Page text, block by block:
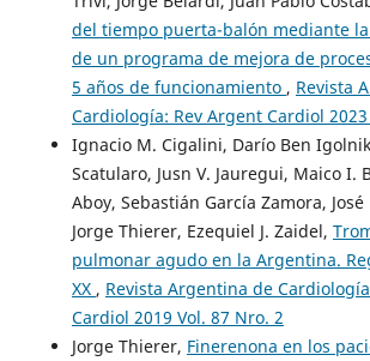
del tiempo puerta-balón mediante
de un programa de mejora de
5 años de funcionamiento , Revista
Cardiología: Rev Argent Cardiol
Ignacio M. Cigalini, Darío Ben
Scatularo, Jusn V. Jauregui, Maico I.
Aboy, Sebastián García Zamora,
Jorge Thierer, Ezequiel J. Zaidel,
pulmonar agudo en la Argentina.
XX , Revista Argentina de
Cardiol 2019 Vol. 87 Nro. 2
Jorge Thierer, Finerenona en los